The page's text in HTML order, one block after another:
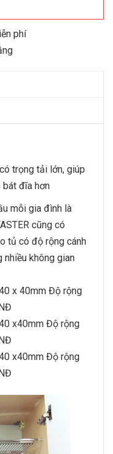
phí
trọng tải lớn, giúp
bát đĩa hơn
mỗi gia đình là
cũng có
tủ có độ rộng cánh
không gian
x 40mm Độ rộng
x40mm Độ rộng
x40mm Độ rộng